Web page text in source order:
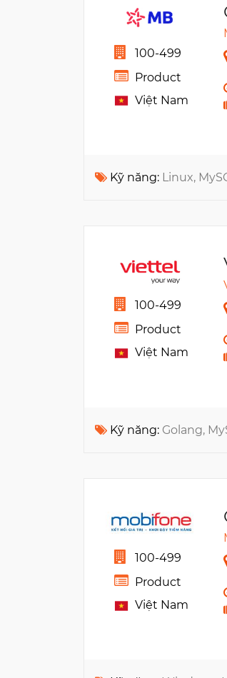
100-499
Product
Việt Nam
Kỹ năng: Linux,
100-499
Product
Việt Nam
Kỹ năng: Golang,
100-499
Product
Việt Nam